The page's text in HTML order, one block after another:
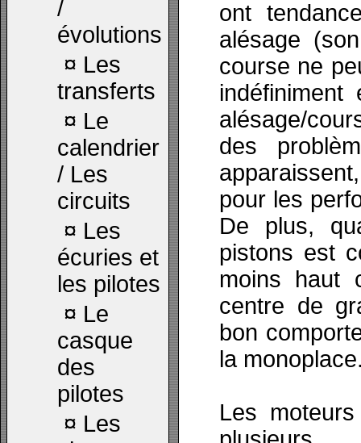
/
évolutions
¤ Les
transferts
¤ Le
calendrier
/ Les
circuits
¤ Les
écuries et
les pilotes
¤ Le
casque
des
pilotes
¤ Les
ont
alésage
course ne
alésage/
des
pour les
De plus,
pistons est
moins haut
centre de
bon
la
Les